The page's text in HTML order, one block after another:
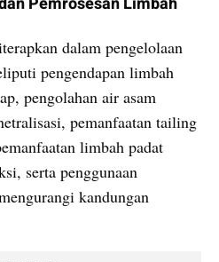
dalam pengelolaan
pengendapan limbah
pengolahan air asam
pemanfaatan tailing
limbah padat
serta penggunaan
kandungan